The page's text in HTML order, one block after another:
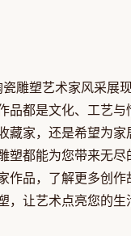
雕塑艺术家风采展
品都是文化、工艺
藏家，还是希望为
塑都能为您带来无尽
作品，了解更多创
，让艺术点亮您的生